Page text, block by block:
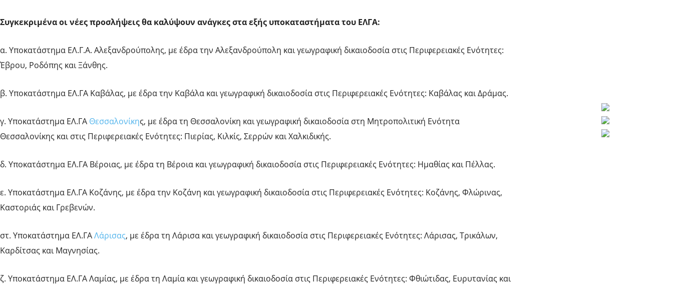
Συγκεκριμένα οι νέες προσλήψεις θα καλύψουν ανάγκες στα εξής υποκαταστήματα του ΕΛΓΑ:
α. Υποκατάστημα ΕΛ.Γ.Α. Αλεξανδρούπολης, με έδρα την Αλεξανδρούπολη και γεωγραφική δικαιοδοσία στις Περιφερειακές Ενότητες:
Έβρου, Ροδόπης και Ξάνθης.
β. Υποκατάστημα ΕΛ.ΓΑ Καβάλας, με έδρα την Καβάλα και γεωγραφική δικαιοδοσία στις Περιφερειακές Ενότητες: Καβάλας και Δράμας.
γ. Υποκατάστημα ΕΛ.ΓΑ Θεσσαλονίκης, με έδρα τη Θεσσαλονίκη και γεωγραφική δικαιοδοσία στη Μητροπολιτική Ενότητα
Θεσσαλονίκης και στις Περιφερειακές Ενότητες: Πιερίας, Κιλκίς, Σερρών και Χαλκιδικής.
δ. Υποκατάστημα ΕΛ.ΓΑ Βέροιας, με έδρα τη Βέροια και γεωγραφική δικαιοδοσία στις Περιφερειακές Ενότητες: Ημαθίας και Πέλλας.
ε. Υποκατάστημα ΕΛ.ΓΑ Κοζάνης, με έδρα την Κοζάνη και γεωγραφική δικαιοδοσία στις Περιφερειακές Ενότητες: Κοζάνης, Φλώρινας,
Καστοριάς και Γρεβενών.
στ. Υποκατάστημα ΕΛ.ΓΑΛάρισας, με έδρα τη Λάρισα και γεωγραφική δικαιοδοσία στις Περιφερειακές Ενότητες: Λάρισας, Τρικάλων,
Καρδίτσας και Μαγνησίας.
ζ. Υποκατάστημα ΕΛ.ΓΑ Λαμίας, με έδρα τη Λαμία και γεωγραφική δικαιοδοσία στις Περιφερειακές Ενότητες: Φθιώτιδας, Ευρυτανίας και